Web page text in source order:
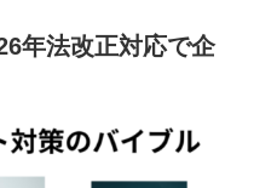
年法改正対応で企